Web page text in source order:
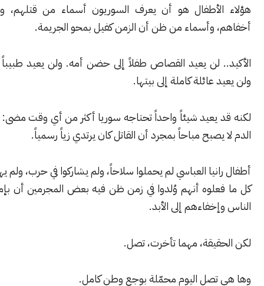
هو أن يعرف السوريون أسماء من قتلهم، وأسماء من
وأسماء من ظن أن الزمن كفيل بمحو الجريمة.
لن يعيد القصاص طفلاً إلى حضن أمه. ولن يعيد طبيباً إلى عيادته.
كاملة إلى بيتها.
شيئاً واحداً تحتاجه سوريا أكثر من أي وقت مضى: الإيمان بأن
مباحاً بمجرد أن القاتل كان يرتدي زياً رسمياً.
العباسي لم يحملوا سلاحاً، ولم يشاركوا في حرب، ولم يهددوا أحداً.
أنهم وُلدوا في زمن ظن فيه بعض المجرمين أن بإمكانهم قتل
إلى الأبد.
مهما تأخرت، تصل.
اليوم محمّلة بوجع وطن كامل.